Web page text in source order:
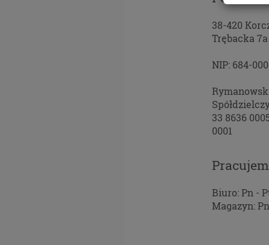
38-420
Trębacka 7a
NIP: 684-
33 8636
0001
Biuro: Pn -
Magazyn:
do
nie
Na
treści